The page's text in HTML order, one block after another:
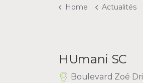
Home Actualités
HUmani SC
Boulevard Zoé